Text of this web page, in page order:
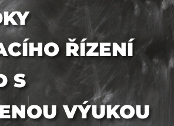
ŘÍZENÍ
S
VÝUKOU